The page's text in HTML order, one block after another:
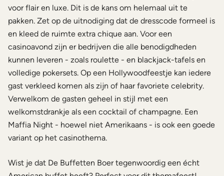
voor flair en luxe. Dit is de kans om helemaal uit te
pakken. Zet op de uitnodiging dat de dresscode formeel is
en kleed de ruimte extra chique aan. Voor een
casinoavond zijn er bedrijven die alle benodigdheden
kunnen leveren - zoals roulette - en blackjack-tafels en
volledige pokersets. Op een Hollywoodfeestje kan iedere
gast verkleed komen als zijn of haar favoriete celebrity.
Verwelkom de gasten geheel in stijl met een
welkomstdrankje als een cocktail of champagne. Een
Maffia Night - hoewel niet Amerikaans - is ook een goede
variant op het casinothema.
Wist je dat De Buffetten Boer tegenwoordig een écht